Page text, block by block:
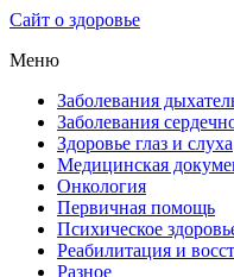
Сайт о здоровье
Меню
Заболевания
Заболевания
Здоровье глаз и слуха
Медицинская
Онкология
Первичная помощь
Психическое
Реабилитация и
Разное